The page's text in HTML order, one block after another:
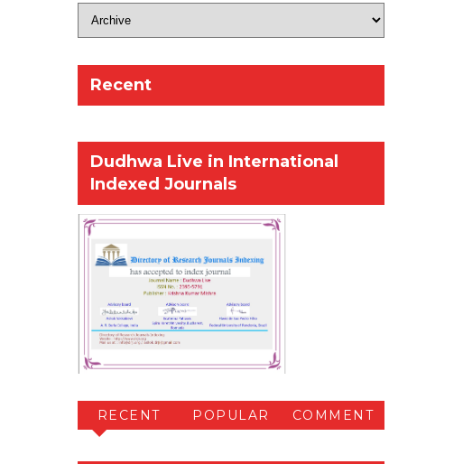
Recent
Dudhwa Live in International
Indexed Journals
RECENT POPULAR COMMENT